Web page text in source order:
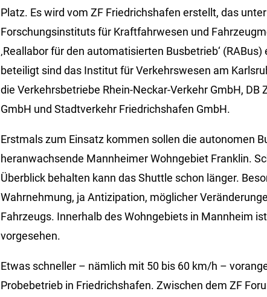
Platz. Es wird vom ZF Friedrichshafen erstellt, das
Forschungsinstituts für Kraftfahrwesen und
‚Reallabor für den automatisierten Busbetrieb‘
beteiligt sind das Institut für Verkehrswesen am
die Verkehrsbetriebe Rhein-Neckar-Verkehr GmbH, DB
GmbH und Stadtverkehr Friedrichshafen GmbH.
Erstmals zum Einsatz kommen sollen die autonomen
heranwachsende Mannheimer Wohngebiet Franklin.
Überblick behalten kann das Shuttle schon länger.
Wahrnehmung, ja Antizipation, möglicher
Fahrzeugs. Innerhalb des Wohngebiets in Mannheim
vorgesehen.
Etwas schneller – nämlich mit 50 bis 60 km/h –
Probebetrieb in Friedrichshafen. Zwischen dem ZF